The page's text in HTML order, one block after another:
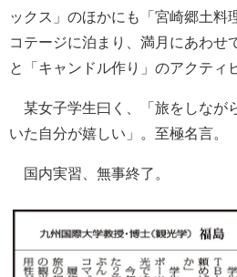
ックス」のほかにも「宮崎郷土料
コテージに泊まり、満月にあわせ
と「キャンドル作り」のアクティ
某女子学生曰く、「旅をしなが
いた自分が嬉しい」。至極名言。
国内実習、無事終了。